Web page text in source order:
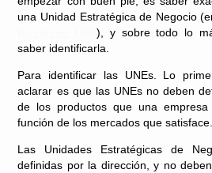
una Unidad Estratégica de Negocio
Business Unit), y sobre todo lo
saber identificarla.
Para identificar las UNEs. Lo
aclarar es que las UNEs no deben
de los productos que una
función de los mercados que satisface.
Las Unidades Estratégicas de
definidas por la dirección, y no